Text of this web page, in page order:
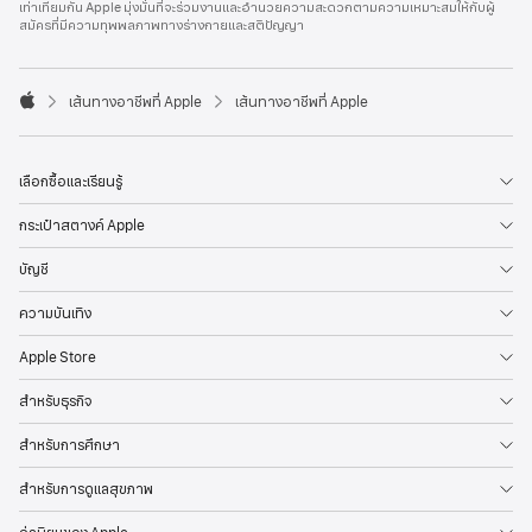
l
e
o
t
r
เท่าเทียมกัน Apple มุ่งมั่นที่จะร่วมงานและอำนวยความสะดวกตามความเหมาะสมให้กับผู้
สมัครที่มีความทุพพลภาพทางร่างกายและสติปัญญา

p
l
เส้นทางอาชีพที่ Apple เส้นทางอาชีพที่ Apple
เลือกซื้อและเรียนรู้
กระเป๋าสตางค์ Apple
บัญชี
ความบันเทิง
Apple Store
สำหรับธุรกิจ
สำหรับการศึกษา
สำหรับการดูแลสุขภาพ